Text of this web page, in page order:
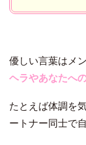
優しい言葉はメ
ヘラやあなたへ
たとえば体調を
ートナー同士で